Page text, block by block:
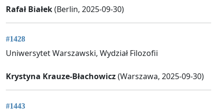
Rafał Białek(Berlin, 2025-09-30)
#1428
Uniwersytet Warszawski, Wydział Filozofii
Krystyna Krauze-Błachowicz(Warszawa, 2025-09-30)
#1443